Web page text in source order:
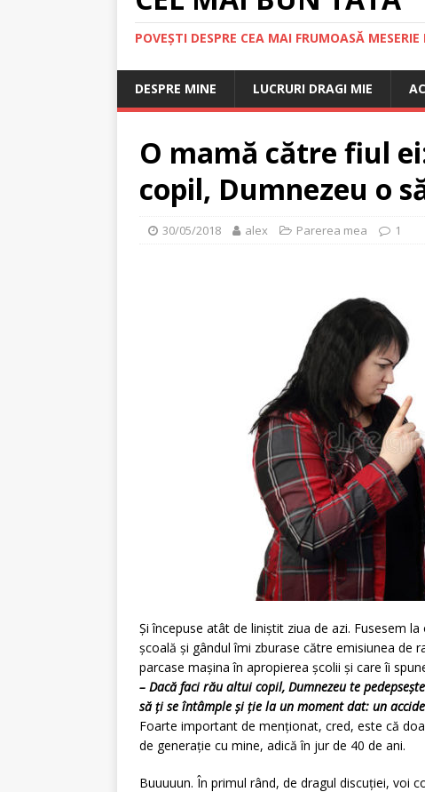
POVEȘTI DESPRE CEA MAI FRUMOASĂ
DESPRE MINE LUCRURI DRAGI MIE
O mamă către fiul
copil, Dumnezeu o
30/05/2018 alex Parerea mea 1
Și începuse atât de liniștit ziua de azi. Fusesem
școală și gândul îmi zburase către emisiunea de
parcase mașina în apropierea școlii și care îi
– Dacă faci rău altui copil, Dumnezeu te
să ți se întâmple și ție la un moment dat: un
Foarte important de menționat, cred, este că
de generație cu mine, adică în jur de 40 de ani.
Buuuuun. În primul rând, de dragul discuției, voi